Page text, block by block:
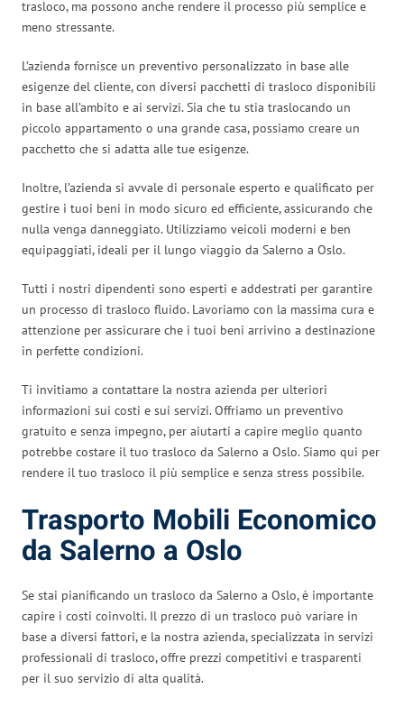
trasloco, ma possono anche rendere il processo più semplice e
meno stressante.
L’azienda fornisce un preventivo personalizzato in base alle
esigenze del cliente, con diversi pacchetti di trasloco disponibili
in base all’ambito e ai servizi. Sia che tu stia traslocando un
piccolo appartamento o una grande casa, possiamo creare un
pacchetto che si adatta alle tue esigenze.
Inoltre, l’azienda si avvale di personale esperto e qualificato per
gestire i tuoi beni in modo sicuro ed efficiente, assicurando che
nulla venga danneggiato. Utilizziamo veicoli moderni e ben
equipaggiati, ideali per il lungo viaggio da Salerno a Oslo.
Tutti i nostri dipendenti sono esperti e addestrati per garantire
un processo di trasloco fluido. Lavoriamo con la massima cura e
attenzione per assicurare che i tuoi beni arrivino a destinazione
in perfette condizioni.
Ti invitiamo a contattare la nostra azienda per ulteriori
informazioni sui costi e sui servizi. Offriamo un preventivo
gratuito e senza impegno, per aiutarti a capire meglio quanto
potrebbe costare il tuo trasloco da Salerno a Oslo. Siamo qui per
rendere il tuo trasloco il più semplice e senza stress possibile.
Trasporto Mobili Economico
da Salerno a Oslo
Se stai pianificando un trasloco da Salerno a Oslo, è importante
capire i costi coinvolti. Il prezzo di un trasloco può variare in
base a diversi fattori, e la nostra azienda, specializzata in servizi
professionali di trasloco, offre prezzi competitivi e trasparenti
per il suo servizio di alta qualità.